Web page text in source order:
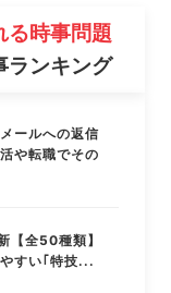
る時事問題
ランキング
ールへの返信
や転職でその
【全50種類】
すい｢特技...